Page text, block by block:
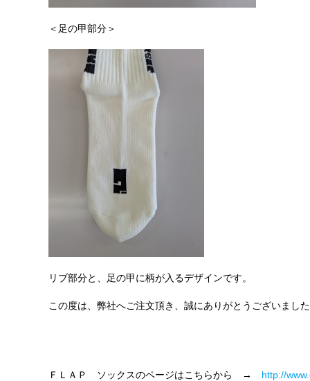
＜足の甲部分＞
リブ部分と、足の甲に柄が入るデザインです。
この度は、弊社へご注文頂き、誠にありがとうございまし
ＦＬＡＰ ソックスのページはこちらから → http://